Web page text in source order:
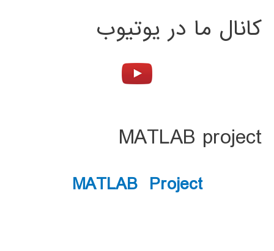
کانال ما در یوتیوب
MATLAB project
MATLAB Project